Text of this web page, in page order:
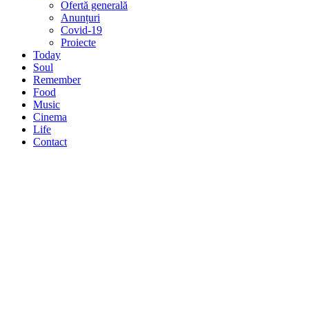
Ofertă generală
Anunțuri
Covid-19
Proiecte
Today
Soul
Remember
Food
Music
Cinema
Life
Contact